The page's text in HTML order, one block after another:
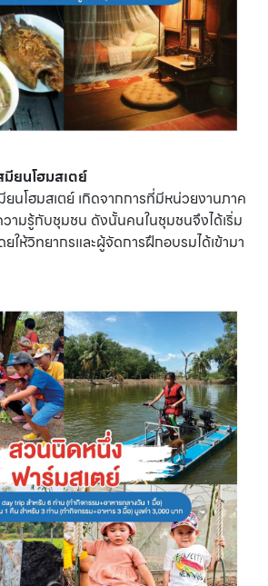
ยนโฮมสเตย์
ยนโฮมสเตย์ เกิดจากการที่มีหน่วยงานภาค
วามรู้กับชุมชน ดังนั้นคนในชุมชนจึงได้เริ่ม
ยให้วิทยากรและผู้จัดการฝึกอบรมได้เข้ามา